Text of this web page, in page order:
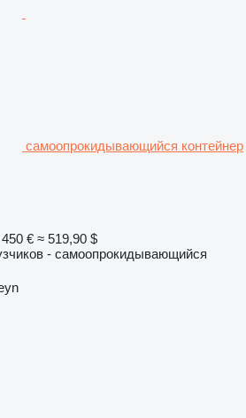
самоопрокидывающийся контейнер
450 € ≈ 519,90 $
- самоопрокидывающийся